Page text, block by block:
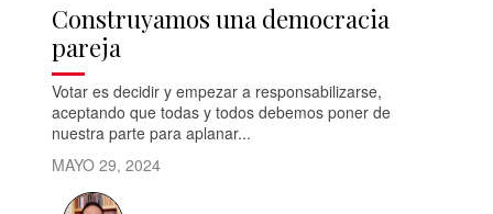
Construyamos una democracia
pareja
Votar es decidir y empezar a responsabilizarse,
aceptando que todas y todos debemos poner de
nuestra parte para aplanar...
MAYO 29, 2024